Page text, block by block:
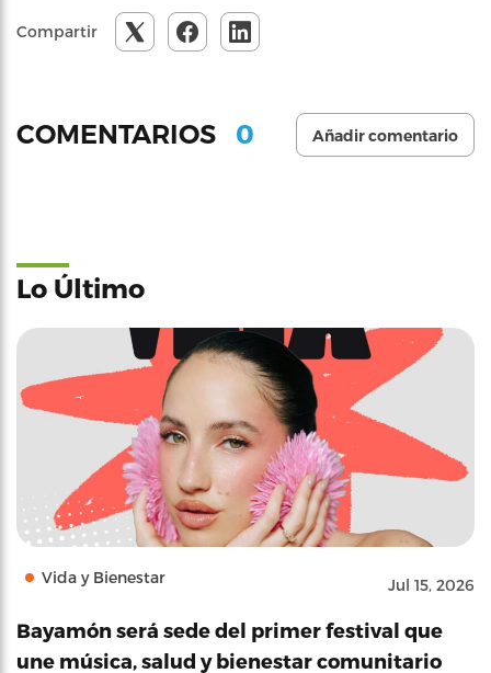
Compartir
COMENTARIOS 0 Añadir comentario
Lo Último
Vida y Bienestar Jul 15, 2026
Bayamón será sede del primer festival que
une música, salud y bienestar comunitario